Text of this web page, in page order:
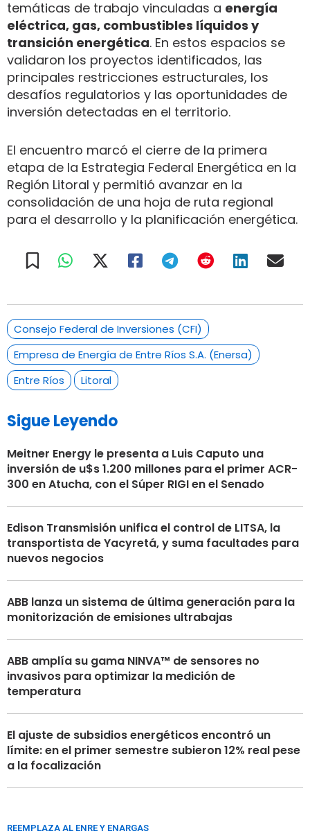
temáticas de trabajo vinculadas a energía
eléctrica, gas, combustibles líquidos y
transición energética. En estos espacios se
validaron los proyectos identificados, las
principales restricciones estructurales, los
desafíos regulatorios y las oportunidades de
inversión detectadas en el territorio.
El encuentro marcó el cierre de la primera
etapa de la Estrategia Federal Energética en la
Región Litoral y permitió avanzar en la
consolidación de una hoja de ruta regional
para el desarrollo y la planificación energética.
Consejo Federal de Inversiones (CFI)
Empresa de Energía de Entre Ríos S.A. (Enersa)
Entre Ríos
Litoral
Sigue Leyendo
Meitner Energy le presenta a Luis Caputo una
inversión de u$s 1.200 millones para el primer ACR-
300 en Atucha, con el Súper RIGI en el Senado
Edison Transmisión unifica el control de LITSA, la
transportista de Yacyretá, y suma facultades para
nuevos negocios
ABB lanza un sistema de última generación para la
monitorización de emisiones ultrabajas
ABB amplía su gama NINVA™ de sensores no
invasivos para optimizar la medición de
temperatura
El ajuste de subsidios energéticos encontró un
límite: en el primer semestre subieron 12% real pese
a la focalización
REEMPLAZA AL ENRE Y ENARGAS